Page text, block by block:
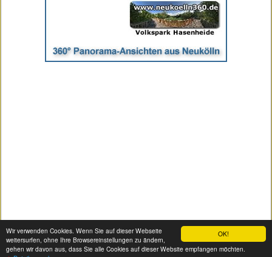
OK!
Wir verwenden Cookies. Wenn Sie auf dieser Webseite
weitersurfen, ohne Ihre Browsereinstellungen zu ändern,
gehen wir davon aus, dass Sie alle Cookies auf dieser Website empfangen möchten.
| |Impressum|Datenschutz|Seitenübersicht